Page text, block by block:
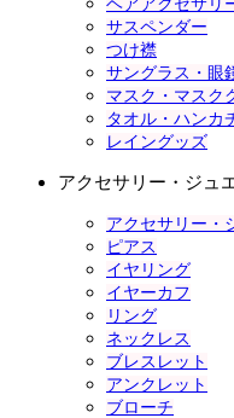
ヘアアクセサリ
サスペンダー
つけ襟
サングラス・眼
マスク・マスク
タオル・ハンカ
レイングッズ
アクセサリー・ジュ
アクセサリー・
ピアス
イヤリング
イヤーカフ
リング
ネックレス
ブレスレット
アンクレット
ブローチ